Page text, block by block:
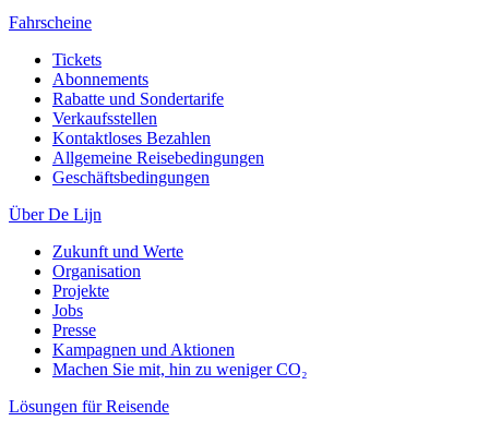
Fahrscheine
Tickets
Abonnements
Rabatte und Sondertarife
Verkaufsstellen
Kontaktloses Bezahlen
Allgemeine Reisebedingungen
Geschäftsbedingungen
Über De Lijn
Zukunft und Werte
Organisation
Projekte
Jobs
Presse
Kampagnen und Aktionen
Machen Sie mit, hin zu weniger CO₂
Lösungen für Reisende